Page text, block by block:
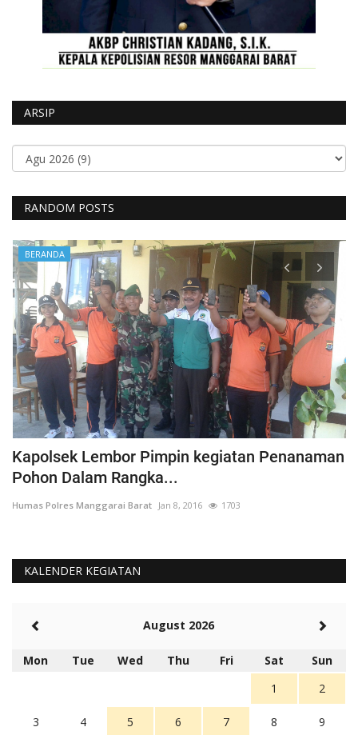
ARSIP
RANDOM POSTS
BERANDA
Kapolsek Lembor Pimpin kegiatan Penanaman
Pohon Dalam Rangka...
Humas Polres Manggarai Barat Jan 8, 2016 1703
KALENDER KEGIATAN
August 2026
Mon Tue Wed Thu Fri Sat
Sun
1
2
3 4 5 6 7 8 9